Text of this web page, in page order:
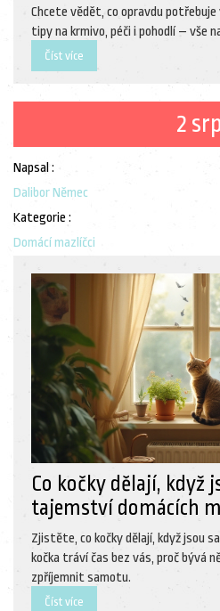
Chcete vědět, co opravdu potřebuje
tipy na krmivo, péči i pohodlí – vše
Číst více
2 srp
Napsal :
Dalibor Němec
Kategorie :
Domácí mazlíčci
Co kočky dělají, když
tajemství domácích
Zjistěte, co kočky dělají, když jsou
kočka tráví čas bez vás, proč bývá
zpříjemnit samotu.
Číst více